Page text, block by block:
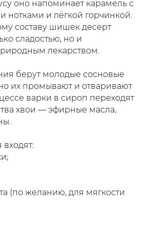
оно напоминает карамель с
нотками и лёгкой горчинкой.
составу шишек десерт
сладостью, но и
лекарством.
берут молодые сосновые
их промывают и отваривают
варки в сироп переходят
хвои — эфирные масла,
входят:
(по желанию, для мягкости